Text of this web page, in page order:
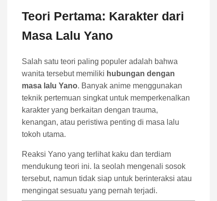
Teori Pertama: Karakter dari
Masa Lalu Yano
Salah satu teori paling populer adalah bahwa
wanita tersebut memiliki hubungan dengan
masa lalu Yano. Banyak anime menggunakan
teknik pertemuan singkat untuk memperkenalkan
karakter yang berkaitan dengan trauma,
kenangan, atau peristiwa penting di masa lalu
tokoh utama.
Reaksi Yano yang terlihat kaku dan terdiam
mendukung teori ini. Ia seolah mengenali sosok
tersebut, namun tidak siap untuk berinteraksi atau
mengingat sesuatu yang pernah terjadi.